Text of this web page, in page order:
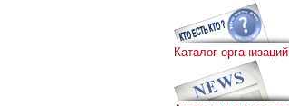
Каталог организаций